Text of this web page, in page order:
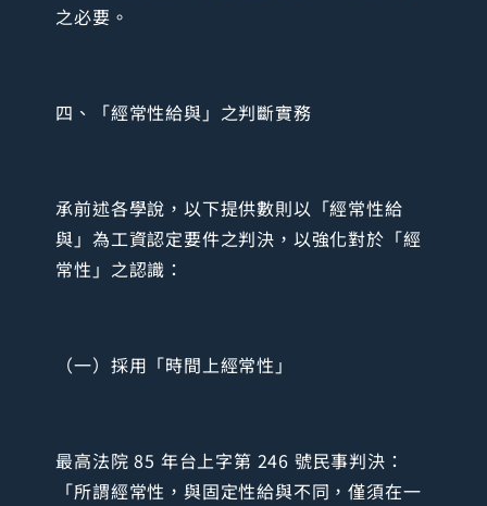
之必要。
四、「經常性給與」之判斷實務
承前述各學說，以下提供數則以「經常性給
與」為工資認定要件之判決，以強化對於「經
常性」之認識：
（一）採用「時間上經常性」
最高法院 85 年台上字第 246 號民事判決：
「所謂經常性，與固定性給與不同，僅須在一